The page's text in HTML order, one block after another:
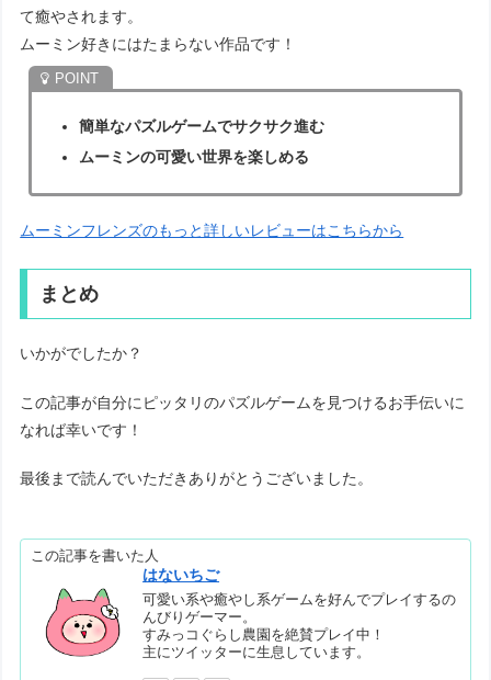
て癒やされます。
ムーミン好きにはたまらない作品です！
簡単なパズルゲームでサクサク進む
ムーミンの可愛い世界を楽しめる
ムーミンフレンズのもっと詳しいレビューはこちらから
まとめ
いかがでしたか？
この記事が自分にピッタリのパズルゲームを見つけるお手伝いに
なれば幸いです！
最後まで読んでいただきありがとうございました。
この記事を書いた人
はないちご
可愛い系や癒やし系ゲームを好んでプレイするの
んびりゲーマー。
すみっコぐらし農園を絶賛プレイ中！
主にツイッターに生息しています。